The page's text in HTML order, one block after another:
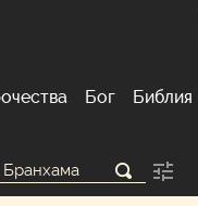
Бог Библия